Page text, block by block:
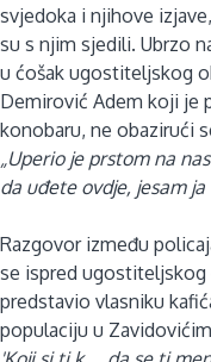
svjedoka i njihove
su s njim sjedili. Ubrzo
u ćošak ugostiteljskog
Demirović Adem koji je
konobaru, ne obazirući
„Uperio je prstom na
da uđete ovdje, jesam
Razgovor između
se ispred ugostiteljskog
predstavio vlasniku
populaciju u